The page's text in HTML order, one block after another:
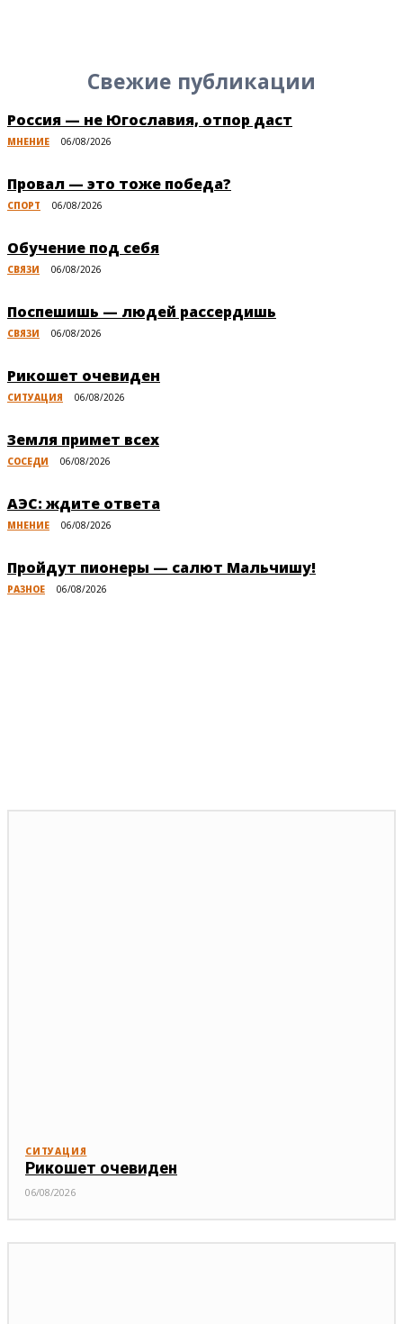
Свежие публикации
Россия — не Югославия, отпор даст
МНЕНИЕ 06/08/2026
Провал — это тоже победа?
СПОРТ 06/08/2026
Обучение под себя
СВЯЗИ 06/08/2026
Поспешишь — людей рассердишь
СВЯЗИ 06/08/2026
Рикошет очевиден
СИТУАЦИЯ 06/08/2026
Земля примет всех
СОСЕДИ 06/08/2026
АЭС: ждите ответа
МНЕНИЕ 06/08/2026
Пройдут пионеры — салют Мальчишу!
РАЗНОЕ 06/08/2026
СИТУАЦИЯ
Рикошет очевиден
06/08/2026